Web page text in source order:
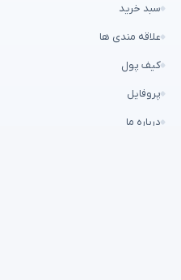
سبد خرید
علاقه مندی ها
کیف پول
پروفایل
درباره ما